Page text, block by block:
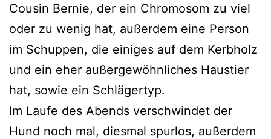
Cousin Bernie, der ein Chromosom zu viel
oder zu wenig hat, außer­dem eine Person
im Schuppen, die eini­ges auf dem Kerbholz
und ein eher außer­ge­wöhn­li­ches Haustier
hat, sowie ein Schlägertyp.
Im Laufe des Abends ver­schwin­det der
Hund noch mal, dies­mal spur­los, außer­dem